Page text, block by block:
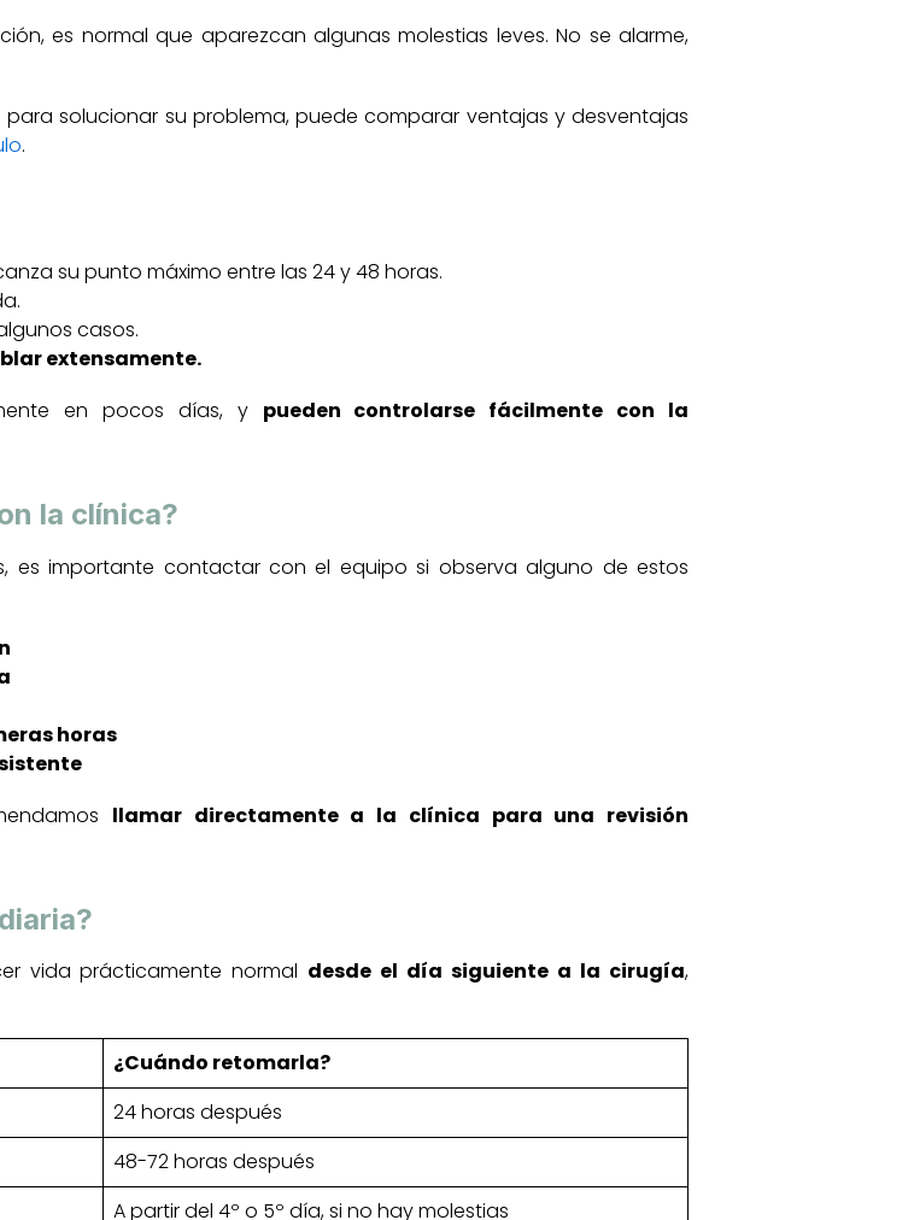
es normal que aparezcan algunas molestias leves. No se alarme,
solucionar su problema, puede comparar ventajas y desventajas
.
su punto máximo entre las 24 y 48 horas.
casos.
extensamente.
en pocos días, y pueden controlarse fácilmente con la
la clínica?
es importante contactar con el equipo si observa alguno de estos
horas
llamar directamente a la clínica para una revisión
vida prácticamente normal desde el día siguiente a la cirugía,
¿Cuándo retomarla?
24 horas después
48-72 horas después
A partir del 4º o 5º día, si no hay molestias